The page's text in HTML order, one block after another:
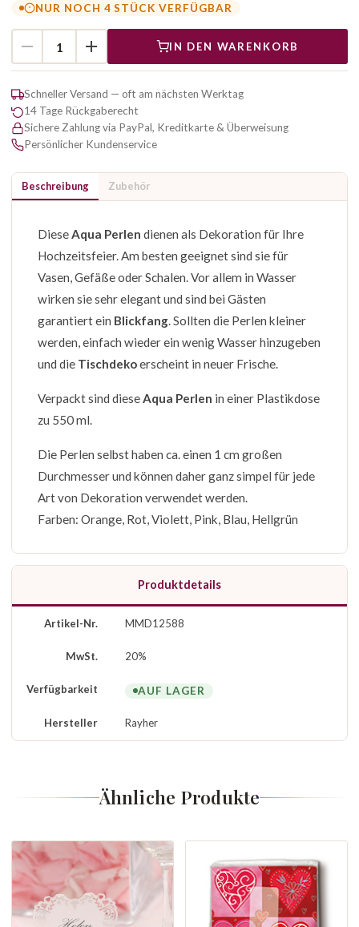
NUR NOCH 4 STÜCK VERFÜGBAR
IN DEN WARENKORB
Schneller Versand — oft am nächsten Werktag
14 Tage Rückgaberecht
Sichere Zahlung via PayPal, Kreditkarte & Überweisung
Persönlicher Kundenservice
Beschreibung Zubehör
DieseAqua Perlen dienen als Dekoration für Ihre
Hochzeitsfeier. Am besten geeignet sind sie für
Vasen, Gefäße oder Schalen. Vor allem in Wasser
wirken sie sehr elegant und sind bei Gästen
garantiert ein Blickfang. Sollten die Perlen kleiner
werden, einfach wieder ein wenig Wasser hinzugeben
und die Tischdekoerscheint in neuer Frische.
Verpackt sind dieseAqua Perlen in einer Plastikdose
zu 550 ml.
Die Perlen selbst haben ca. einen 1 cm großen
Durchmesser und können daher ganz simpel für jede
Art von Dekoration verwendet werden.
Farben: Orange, Rot, Violett, Pink, Blau, Hellgrün
Produktdetails
Artikel-Nr. MMD12588
MwSt. 20%
Verfügbarkeit AUF LAGER
Hersteller Rayher
Ähnliche Produkte